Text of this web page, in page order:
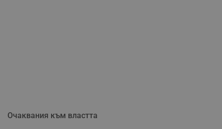
Очаквания към властта